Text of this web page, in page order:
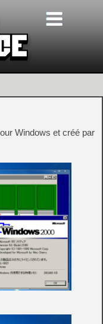
Windows et créé par